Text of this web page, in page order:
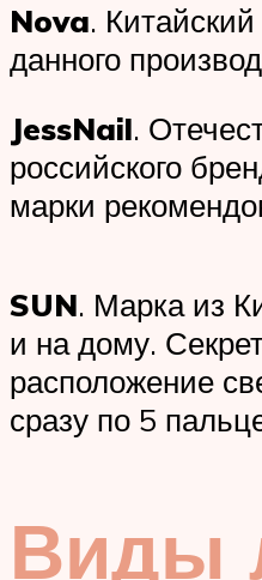
Nova.
данного
JessNail.
российского
марки
SUN. Марка из
и на дому.
расположение
сразу по 5
Виды